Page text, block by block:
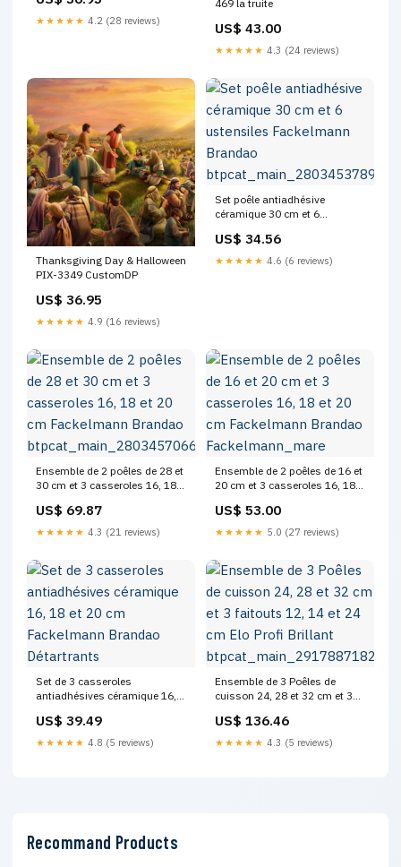
★★★★★ 4.2 (28 reviews)
469 la truite
US$ 43.00
★★★★★ 4.3 (24 reviews)
Thanksgiving Day & Halloween
PIX-3349 CustomDP
US$ 36.95
★★★★★ 4.9 (16 reviews)
Set poêle antiadhésive
céramique 30 cm et 6
Brandao
btpcat_main_280345378970
US$ 34.56
★★★★★ 4.6 (6 reviews)
Ensemble de 2 poêles de 28 et
30 cm et 3 casseroles 16, 18
btpcat_main_280345706650
US$ 69.87
★★★★★ 4.3 (21 reviews)
Ensemble de 2 poêles de 16 et
20 cm et 3 casseroles 16, 18
Fackelmann_mare
US$ 53.00
★★★★★ 5.0 (27 reviews)
Set de 3 casseroles
antiadhésives céramique 16,
Brandao Détartrants
US$ 39.49
★★★★★ 4.8 (5 reviews)
Ensemble de 3 Poêles de
cuisson 24, 28 et 32 cm et 3
Profi Brillant
btpcat_main_291788718234
US$ 136.46
★★★★★ 4.3 (5 reviews)
Recommand Products